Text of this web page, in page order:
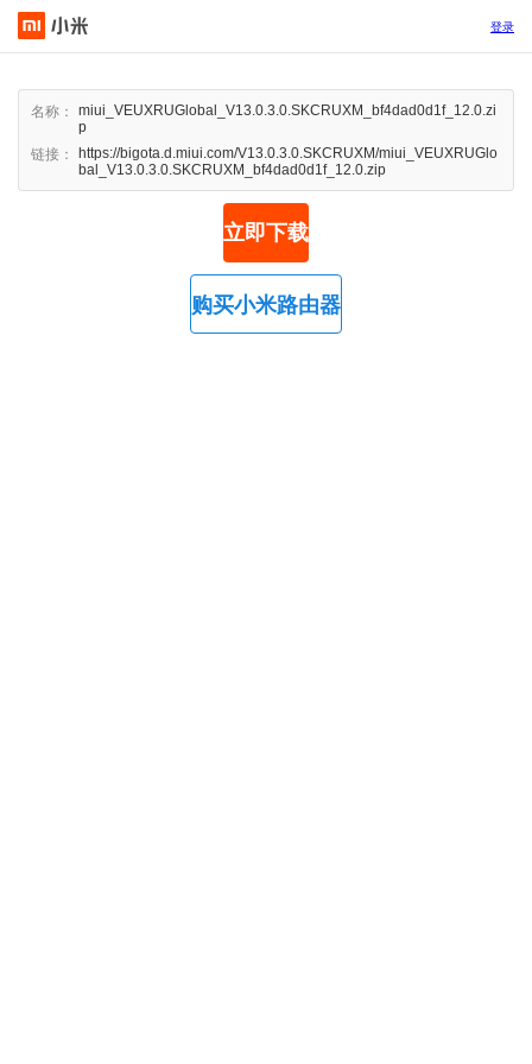
登录
名称：
miui_VEUXRUGlobal_V13.0.3.0.SKCRUXM_bf4dad0d1f_12.0.zi
p
链接：
https://bigota.d.miui.com/V13.0.3.0.SKCRUXM/miui_VEUXRUGlo
bal_V13.0.3.0.SKCRUXM_bf4dad0d1f_12.0.zip
立即下载
购买小米路由器